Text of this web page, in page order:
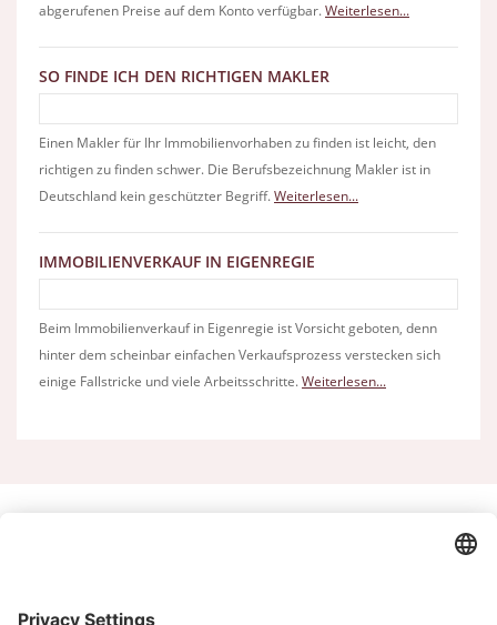
abgerufenen Preise auf dem Konto verfügbar.Weiterlesen...
SO FINDE ICH DEN RICHTIGEN MAKLER
Einen Makler für Ihr Immobilienvorhaben zu finden ist leicht, den
richtigen zu finden schwer. Die Berufsbezeichnung Makler ist in
Deutschland kein geschützter Begriff.Weiterlesen...
IMMOBILIENVERKAUF IN EIGENREGIE
Beim Immobilienverkauf in Eigenregie ist Vorsicht geboten, denn
hinter dem scheinbar einfachen Verkaufsprozess verstecken sich
einige Fallstricke und viele Arbeitsschritte.Weiterlesen...